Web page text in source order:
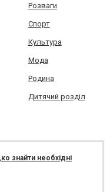
Розваги
Спорт
Культура
Мода
Родина
Дитячий розділ
знайти необхідні